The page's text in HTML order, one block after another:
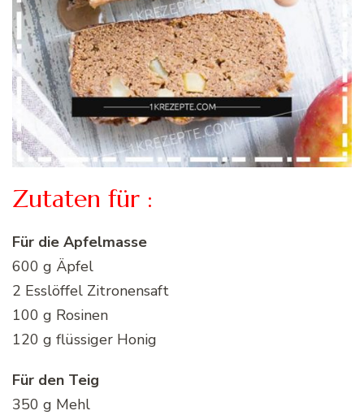
Zutaten für :
Für die Apfelmasse
600 g Äpfel
2 Esslöffel Zitronensaft
100 g Rosinen
120 g flüssiger Honig
Für den Teig
350 g Mehl